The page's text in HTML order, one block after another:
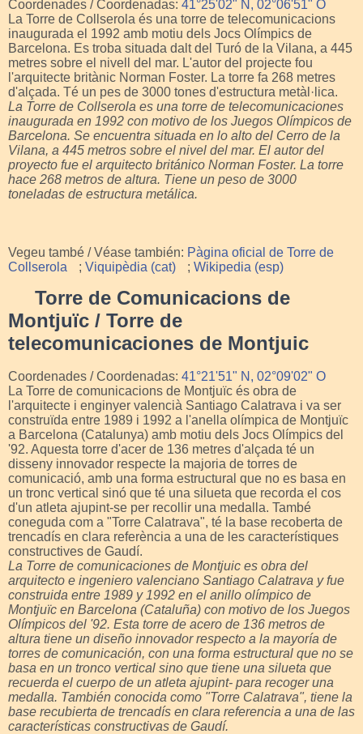
Coordenades / Coordenadas: 41°25'02" N, 02°06'51" O
La Torre de Collserola és una torre de telecomunicacions
inaugurada el 1992 amb motiu dels Jocs Olímpics de
Barcelona. Es troba situada dalt del Turó de la Vilana, a 445
metres sobre el nivell del mar. L'autor del projecte fou
l'arquitecte britànic Norman Foster. La torre fa 268 metres
d'alçada. Té un pes de 3000 tones d'estructura metàl·lica.
La Torre de Collserola es una torre de telecomunicaciones
inaugurada en 1992 con motivo de los Juegos Olímpicos de
Barcelona. Se encuentra situada en lo alto del Cerro de la
Vilana, a 445 metros sobre el nivel del mar. El autor del
proyecto fue el arquitecto británico Norman Foster. La torre
hace 268 metros de altura. Tiene un peso de 3000
toneladas de estructura metálica.
Vegeu també / Véase también: Pàgina oficial de Torre de
Collserola
; Viquipèdia (cat) ; Wikipedia (esp)
Torre de Comunicacions de
Montjuïc / Torre de
telecomunicaciones de Montjuic
Coordenades / Coordenadas: 41°21'51" N, 02°09'02" O
La Torre de comunicacions de Montjuïc és obra de
l'arquitecte i enginyer valencià Santiago Calatrava i va ser
construïda entre 1989 i 1992 a l'anella olímpica de Montjuïc
a Barcelona (Catalunya) amb motiu dels Jocs Olímpics del
'92. Aquesta torre d'acer de 136 metres d'alçada té un
disseny innovador respecte la majoria de torres de
comunicació, amb una forma estructural que no es basa en
un tronc vertical sinó que té una silueta que recorda el cos
d'un atleta ajupint-se per recollir una medalla. També
coneguda com a "Torre Calatrava", té la base recoberta de
trencadís en clara referència a una de les característiques
constructives de Gaudí.
La Torre de comunicaciones de Montjuic es obra del
arquitecto e ingeniero valenciano Santiago Calatrava y fue
construida entre 1989 y 1992 en el anillo olímpico de
Montjuïc en Barcelona (Cataluña) con motivo de los Juegos
Olímpicos del '92. Esta torre de acero de 136 metros de
altura tiene un diseño innovador respecto a la mayoría de
torres de comunicación, con una forma estructural que no se
basa en un tronco vertical sino que tiene una silueta que
recuerda el cuerpo de un atleta ajupint- para recoger una
medalla. También conocida como "Torre Calatrava", tiene la
base recubierta de trencadís en clara referencia a una de las
características constructivas de Gaudí.